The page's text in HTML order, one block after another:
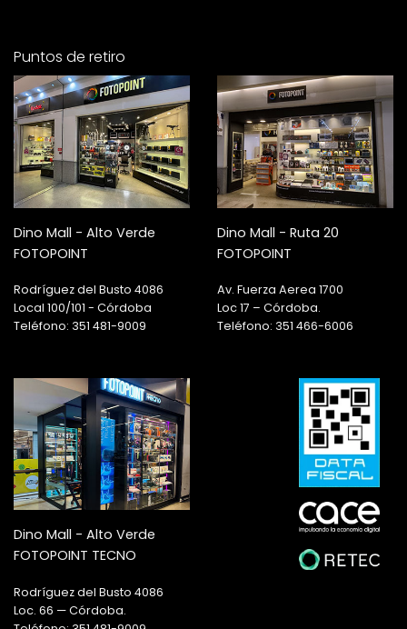
Puntos de retiro
Dino Mall - Alto Verde
FOTOPOINT
Rodríguez del Busto 4086
Local 100/101 - Córdoba
Teléfono: 351 481-9009
Dino Mall - Ruta 20
FOTOPOINT
Av. Fuerza Aerea 1700
Loc 17 – Córdoba.
Teléfono: 351 466-6006
Dino Mall - Alto Verde
FOTOPOINT TECNO
Rodríguez del Busto 4086
Loc. 66 — Córdoba.